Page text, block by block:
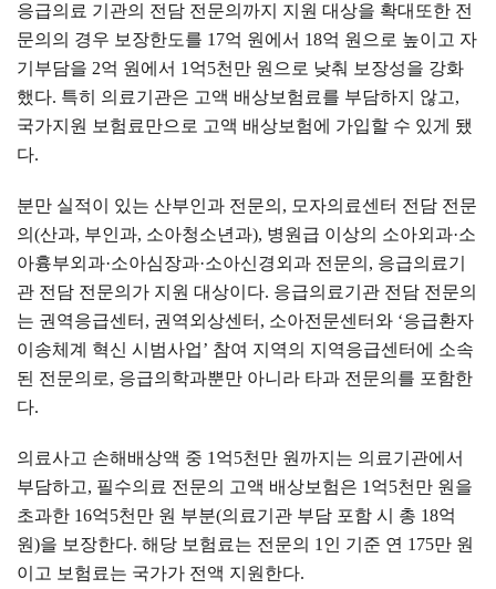
응급의료 기관의 전담 전문의까지 지원 대상을 확대또한 전
문의의 경우 보장한도를 17억 원에서 18억 원으로 높이고 자
기부담을 2억 원에서 1 억5천만 원으로 낮춰 보장성을 강화
했다. 특히 의료기관은 고액 배상보험료를 부담하지 않고,
국가지원 보험료만으로 고액 배상보험에 가입할 수 있게 됐
다.
분만 실적이 있는 산부인과 전문의 , 모자의료센터 전담 전문
의 (산과, 부인과, 소아청소년과), 병원급 이상의 소아외과·소
아흉부외과·소아심장과·소아신경외과 전문의 , 응급의료기
관 전담 전문의가 지원 대상이다. 응급의료기관 전담 전문의
는 권역응급센터 , 권역외상센터 , 소아전문센터와 ‘응급환자
이송체계 혁신 시범사업’ 참여 지역의 지역응급센터에 소속
된 전문의로, 응급의학과뿐만 아니라 타과 전문의를 포함한
다.
의료사고 손해배상액 중 1 억5천만 원까지는 의료기관에서
부담하고, 필수의료 전문의 고액 배상보험은 1 억5천만 원을
초과한 16억5천만 원 부분(의료기관 부담 포함 시 총 18억
원)을 보장한다. 해당 보험료는 전문의 1 인 기준 연 175만 원
이고 보험료는 국가가 전액 지원한다.